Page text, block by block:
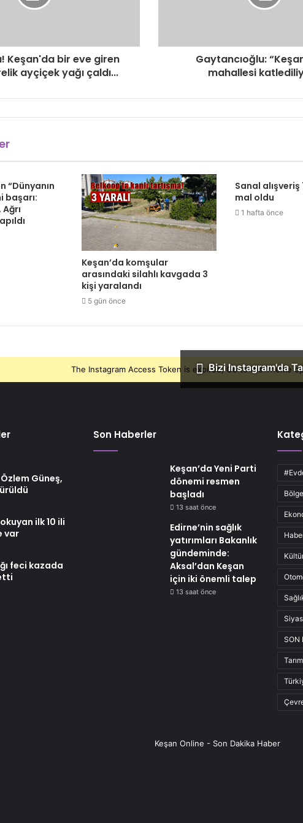
Keşan'da bir eve giren
ayçiçek yağı çaldı...
Gaytancıoğlu:
mahallesi
“Dünyanın
başarı:
Keşan’da komşular
arasındaki silahlı kavgada 3
kişi yaralandı
5 gün önce
Sanal
mal oldu
1 hafta önce
Bizi Instagram'da
The Instagram Access Token is expired, Go to the Theme
Güneş,
ilk 10 ili
var
feci kazada
Son Haberler
Keşan’da Yeni Parti
dönemi resmen
başladı
13 saat önce
Edirne’nin sağlık
yatırımları Bakanlık
gündeminde:
Aksal’dan Keşan
için iki önemli talep
13 saat önce
Bölge
SON
Tarım
Keşan Online - Son Dakika Haber